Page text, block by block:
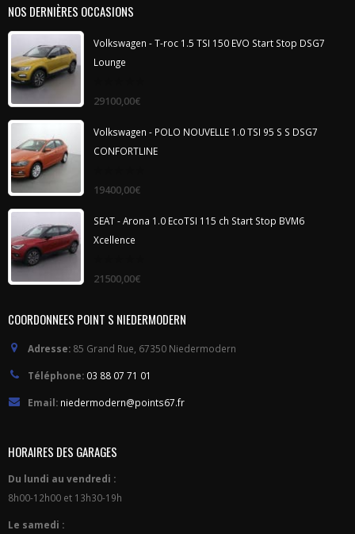
NOS DERNIÈRES OCCASIONS
Volkswagen - T-roc 1.5 TSI 150 EVO Start Stop DSG7
Lounge
out
29100,00€
Volkswagen - POLO NOUVELLE 1.0 TSI 95 S S DSG7
CONFORTLINE
out
19400,00€
SEAT - Arona 1.0 EcoTSI 115 ch Start Stop BVM6
Xcellence
out
21500,00€
COORDONNEES POINT S NIEDERMODERN
Adresse: 85 Grand Rue, 67350 Niedermodern
Téléphone: 03 88 07 71 01
Email: niedermodern@points67.fr
HORAIRES DES GARAGES
Du lundi au vendredi :
8h00-12h00 et 13h30-19h
Le samedi :